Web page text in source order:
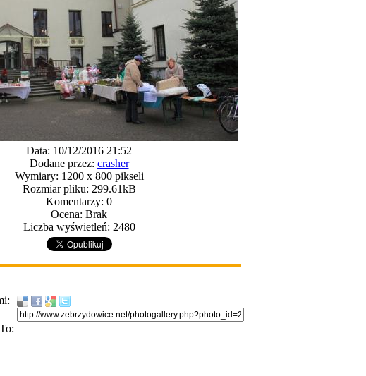
Data: 10/12/2016 21:52
Dodane przez: crasher
Wymiary: 1200 x 800 pikseli
Rozmiar pliku: 299.61kB
Komentarzy: 0
Ocena: Brak
Liczba wyświetleń: 2480